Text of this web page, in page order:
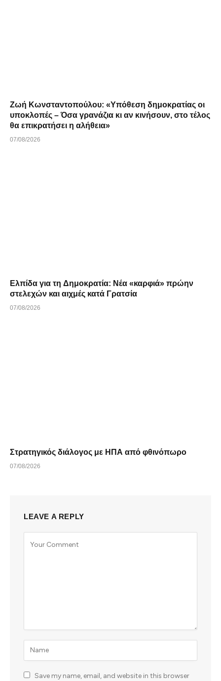
Ζωή Κωνσταντοπούλου: «Υπόθεση δημοκρατίας οι
υποκλοπές – Όσα γρανάζια κι αν κινήσουν, στο τέλος
θα επικρατήσει η αλήθεια»
07/08/2026
Ελπίδα για τη Δημοκρατία: Νέα «καρφιά» πρώην
στελεχών και αιχμές κατά Γρατσία
07/08/2026
Στρατηγικός διάλογος με ΗΠΑ από φθινόπωρο
07/08/2026
LEAVE A REPLY
Save my name, email, and website in this browser